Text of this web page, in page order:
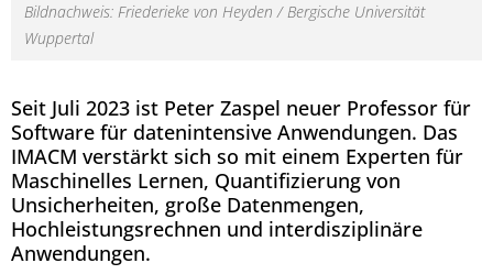
Bildnachweis: Friederieke von Heyden / Bergische Universität
Wuppertal
Seit Juli 2023 ist Peter Zaspel neuer Professor für
Software für datenintensive Anwendungen. Das
IMACM verstärkt sich so mit einem Experten für
Maschinelles Lernen, Quantifizierung von
Unsicherheiten, große Datenmengen,
Hochleistungsrechnen und interdisziplinäre
Anwendungen.